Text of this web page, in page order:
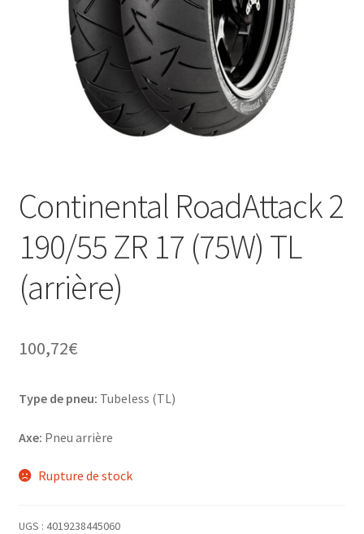
Continental RoadAttack 2
190/55 ZR 17 (75W) TL
(arrière)
100,72€
Type de pneu: Tubeless (TL)
Axe: Pneu arrière
Rupture de stock
UGS : 4019238445060